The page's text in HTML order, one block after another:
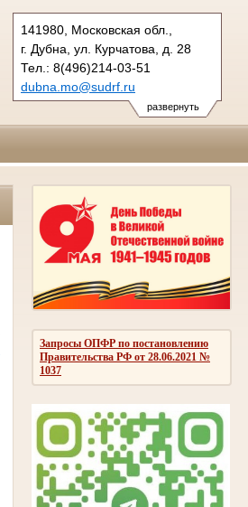
развернуть
141980, Московская обл.,
г. Дубна, ул. Курчатова, д. 28
Тел.: 8(496)214-03-51
dubna.mo@sudrf.ru
Запросы ОПФР по постановлению
Правительства РФ от 28.06.2021 №
1037